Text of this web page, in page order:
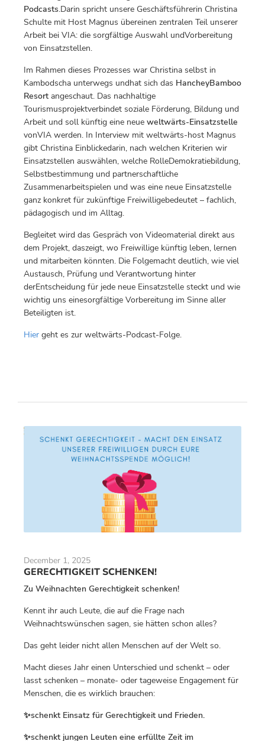
Podcasts.Darin spricht unsere Geschäftsführerin Christina
Schulte mit Host Magnus übereinen zentralen Teil unserer
Arbeit bei VIA: die sorgfältige Auswahl undVorbereitung
von Einsatzstellen.
Im Rahmen dieses Prozesses war Christina selbst in
Kambodscha unterwegs undhat sich das HancheyBamboo
Resort angeschaut. Das nachhaltige
Tourismusprojektverbindet soziale Förderung, Bildung und
Arbeit und soll künftig eine neue weltwärts-Einsatzstelle
vonVIA werden. In Interview mit weltwärts-host Magnus
gibt Christina Einblickedarin, nach welchen Kriterien wir
Einsatzstellen auswählen, welche RolleDemokratiebildung,
Selbstbestimmung und partnerschaftliche
Zusammenarbeitspielen und was eine neue Einsatzstelle
ganz konkret für zukünftige Freiwilligebedeutet – fachlich,
pädagogisch und im Alltag.
Begleitet wird das Gespräch von Videomaterial direkt aus
dem Projekt, daszeigt, wo Freiwillige künftig leben, lernen
und mitarbeiten könnten. Die Folgemacht deutlich, wie viel
Austausch, Prüfung und Verantwortung hinter
derEntscheidung für jede neue Einsatzstelle steckt und wie
wichtig uns einesorgfältige Vorbereitung im Sinne aller
Beteiligten ist.
Hier geht es zur weltwärts-Podcast-Folge.
December 1, 2025
GERECHTIGKEIT SCHENKEN!
Zu Weihnachten Gerechtigkeit schenken!
Kennt ihr auch Leute, die auf die Frage nach
Weihnachtswünschen sagen, sie hätten schon alles?
Das geht leider nicht allen Menschen auf der Welt so.
Macht dieses Jahr einen Unterschied und schenkt – oder
lasst schenken – monate- oder tageweise Engagement für
Menschen, die es wirklich brauchen:
✨schenkt Einsatz für Gerechtigkeit und Frieden.
✨schenkt jungen Leuten eine erfüllte Zeit im